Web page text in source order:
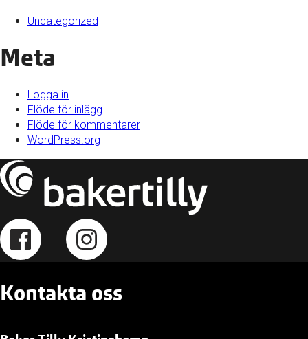
Uncategorized
Meta
Logga in
Flöde för inlägg
Flöde för kommentarer
WordPress.org
Kontakta oss